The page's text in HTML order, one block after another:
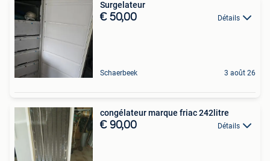
Surgelateur
€ 50,00 Détails
Schaerbeek 3 août 26
congélateur marque friac 242litre
€ 90,00 Détails